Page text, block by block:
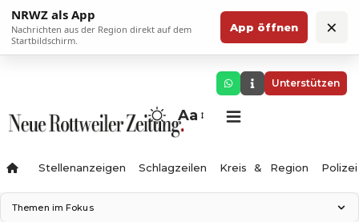
NRWZ als App
Nachrichten aus der Region direkt auf dem
Startbildschirm.
App öffnen ×
Unterstützen
Aa
Stellenanzeigen Schlagzeilen Kreis & Region Polizei
Themen im Fokus